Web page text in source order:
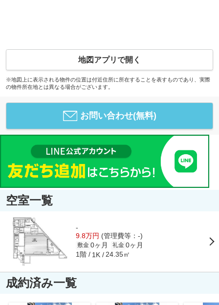
地図アプリで開く
※地図上に表示される物件の位置は付近住所に所在することを表すものであり、実際
の物件所在地とは異なる場合がございます。
お問い合わせ(無料)
空室一覧
-
9.8万円 (管理費等：-)
敷金 0ヶ月 礼金 0ヶ月
1階 1K 24.35㎡
成約済み一覧